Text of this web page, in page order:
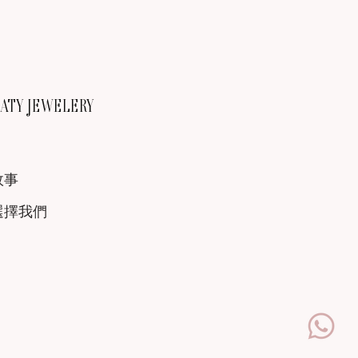
JEWELERY
事
擇我們